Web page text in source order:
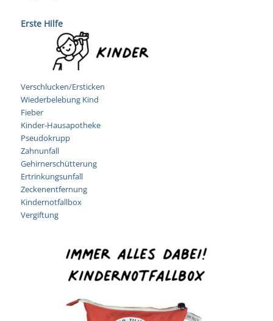
Erste Hilfe
Verschlucken/Ersticken
Wiederbelebung Kind
Fieber
Kinder-Hausapotheke
Pseudokrupp
Zahnunfall
Gehirnerschütterung
Ertrinkungsunfall
Zeckenentfernung
Kindernotfallbox
Vergiftung